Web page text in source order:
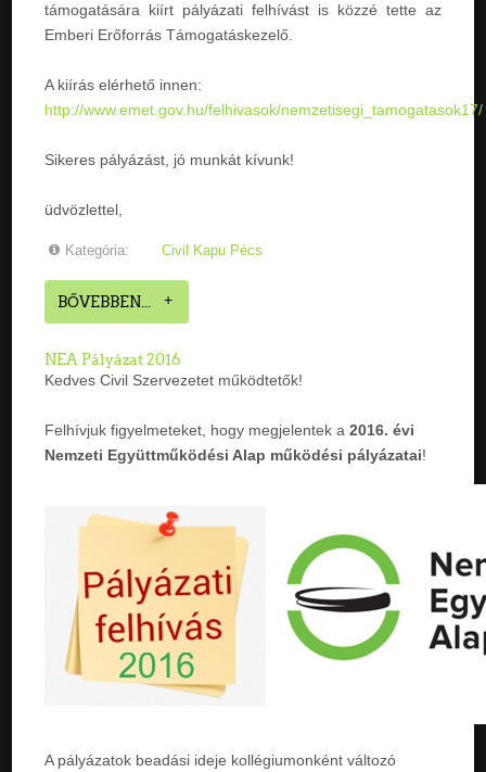
támogatására kiírt pályázati felhívást is közzé tette az
Emberi Erőforrás Támogatáskezelő.
A kiírás elérhető innen:
http://www.emet.gov.hu/felhivasok/nemzetisegi_tamogatasok17/
Sikeres pályázást, jó munkát kívunk!
üdvözlettel,
Kategória: Civil Kapu Pécs
BŐVEBBEN...
NEA Pályázat 2016
Kedves Civil Szervezetet működtetők!
Felhívjuk figyelmeteket, hogy megjelentek a2016. évi
Nemzeti Együttműködési Alap működési pályázatai!
A pályázatok beadási ideje kollégiumonként változó